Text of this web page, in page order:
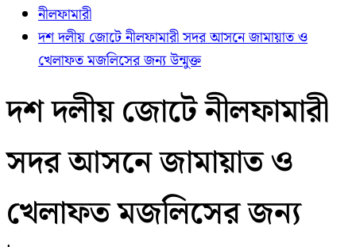
নীলফামারী
দশ দলীয় জোটে নীলফামারী সদর আসনে জামায়াত ও
খেলাফত মজলিসের জন্য উন্মুক্ত
দশ দলীয় জোটে নীলফামারী
সদর আসনে জামায়াত ও
খেলাফত মজলিসের জন্য